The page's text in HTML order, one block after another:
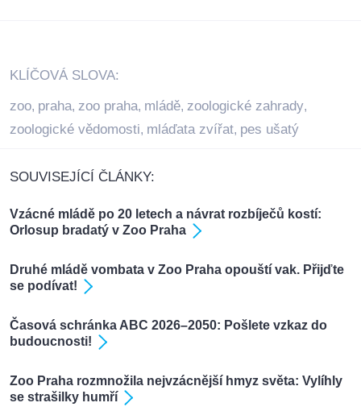
KLÍČOVÁ SLOVA:
zoo, praha, zoo praha, mládě, zoologické zahrady,
zoologické vědomosti, mláďata zvířat, pes ušatý
SOUVISEJÍCÍ ČLÁNKY:
Vzácné mládě po 20 letech a návrat rozbíječů kostí:
Orlosup bradatý v Zoo Praha
Druhé mládě vombata v Zoo Praha opouští vak. Přijďte
se podívat!
Časová schránka ABC 2026–2050: Pošlete vzkaz do
budoucnosti!
Zoo Praha rozmnožila nejvzácnější hmyz světa: Vylíhly
se strašilky humří